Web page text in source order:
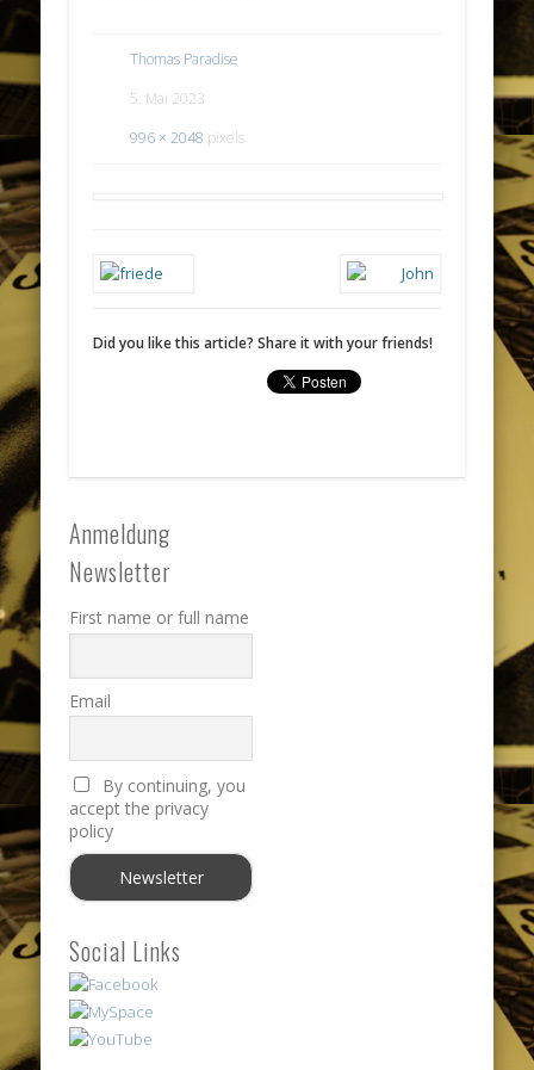
Thomas Paradise
5. Mai 2023
996 × 2048 pixels
Did you like this article? Share it with your friends!
Anmeldung
Newsletter
First name or full name
Email
By continuing, you
accept the privacy
policy
Social Links